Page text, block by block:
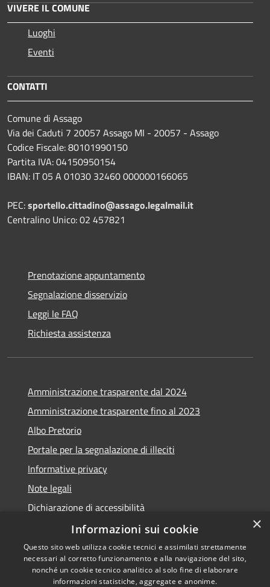
VIVERE IL COMUNE
Luoghi
Eventi
CONTATTI
Comune di Assago
Via dei Caduti 7 20057 Assago MI - 20057 - Assago
Codice Fiscale: 80101990150
Partita IVA: 04150950154
IBAN: IT 05 A 01030 32460 000000166065
PEC:sportello.cittadino@assago.legalmail.it
Centralino Unico: 02 457821
Prenotazione appuntamento
Segnalazione disservizio
Leggi le FAQ
Richiesta assistenza
Amministrazione trasparente dal 2024
Amministrazione trasparente fino al 2023
Albo Pretorio
Portale per la segnalazione di illeciti
Informative privacy
Note legali
Dichiarazione di accessibilità
Segnalazioni di inaccessibilità
×
Informazioni sui cookie
Questo sito web utilizza cookie tecnici e assimilati strettamente
necessari al corretto funzionamento e alla navigazione del sito,
nonché un cookie tecnico analitico al solo fine di elaborare
informazioni statistiche, aggregate e anonime.